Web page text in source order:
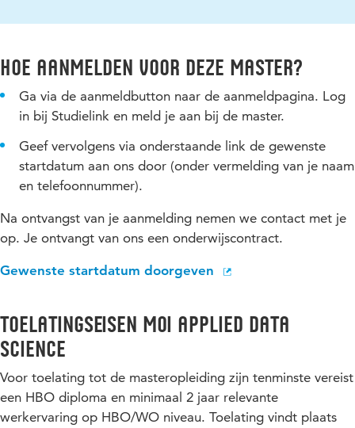
Hoe aanmelden voor deze master?
Ga via de aanmeldbutton naar de aanmeldpagina. Log
in bij Studielink en meld je aan bij de master.
Geef vervolgens via onderstaande link de gewenste
startdatum aan ons door (onder vermelding van je naam
en telefoonnummer).
Na ontvangst van je aanmelding nemen we contact met je
op. Je ontvangt van ons een onderwijscontract.
Gewenste startdatum doorgeven
Toelatingseisen MoI Applied Data
Science
Voor toelating tot de masteropleiding zijn tenminste vereist
een HBO diploma en minimaal 2 jaar relevante
werkervaring op HBO/WO niveau. Toelating vindt plaats